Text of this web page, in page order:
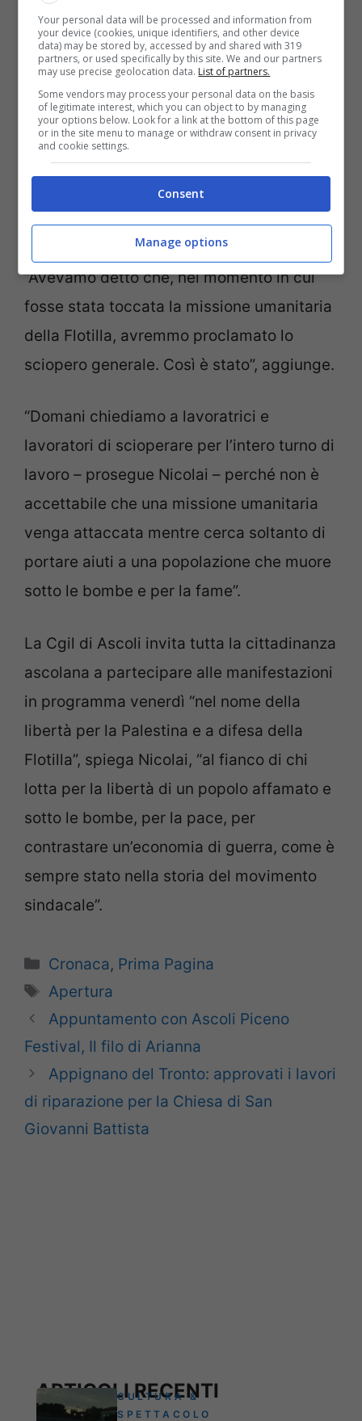
venerdì 3 ottobre uno sciopero generale
per Gaza e la Flotilla, con tre giorni di
mobilitazione a Roma. La Cgil di Ascoli,
dunque, non poteva mancare.
“Un sindacato confederale come il nostro
non può rimanere silente di fronte a ciò
segretaria generale Barbara Nicolai.
“Avevamo detto che, nel momento in cui
fosse stata toccata la missione umanitaria
della Flotilla, avremmo proclamato lo
sciopero generale. Così è stato”, aggiunge.
“Domani chiediamo a lavoratrici e
lavoratori di scioperare per l’intero turno di
lavoro – prosegue Nicolai – perché non è
accettabile che una missione umanitaria
venga attaccata mentre cerca soltanto di
portare aiuti a una popolazione che muore
sotto le bombe e per la fame”.
La Cgil di Ascoli invita tutta la cittadinanza
ascolana a partecipare alle manifestazioni
in programma venerdì “nel nome della
libertà per la Palestina e a difesa della
Flotilla”, spiega Nicolai, “al fianco di chi
lotta per la libertà di un popolo affamato e
sotto le bombe, per la pace, per
contrastare un’economia di guerra, come è
sempre stato nella storia del movimento
sindacale”.
Categorie
Cronaca, Prima Pagina
Tag
Apertura
Appuntamento con Ascoli Piceno
Festival, Il filo di Arianna
Appignano del Tronto: approvati i lavori
di riparazione per la Chiesa di San
Giovanni Battista
ARTICOLI RECENTI
CULTURA &
SPETTACOLO
Your personal data will be processed and information from
your device (cookies, unique identifiers, and other device
data) may be stored by, accessed by and shared with 319
partners, or used specifically by this site. We and our partners
may use precise geolocation data. List of partners.
Some vendors may process your personal data on the basis
of legitimate interest, which you can object to by managing
your options below. Look for a link at the bottom of this page
or in the site menu to manage or withdraw consent in privacy
and cookie settings.
Consent
Manage options